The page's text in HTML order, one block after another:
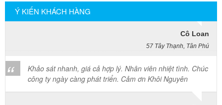
Ý KIẾN KHÁCH HÀNG
57 Tây Thạnh, Tân Phú
công ty ngày càng phát triển. Cảm ơn Khôi Nguyên